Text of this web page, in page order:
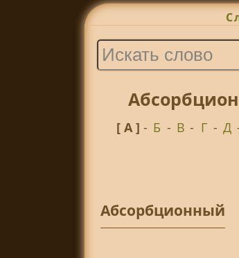
[ А ]- Б - В - Г - Д
Абсорбционный